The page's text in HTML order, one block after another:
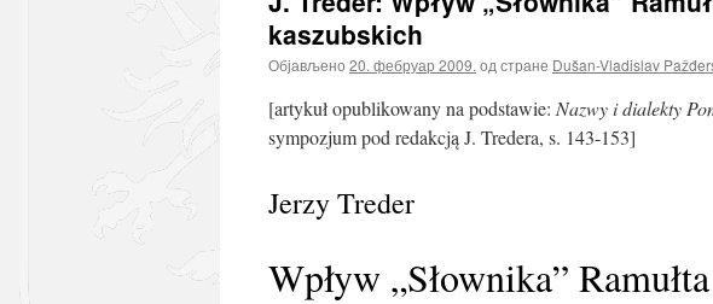
kaszubskich
Објављено 20. фебруар 2009. од стране Dušan-Vladislav
[artykuł opublikowany na podstawie: Nazwy i dialekty
sympozjum pod redakcją J. Tredera, s. 143-153]
Jerzy Treder
Wpływ „Słownika”